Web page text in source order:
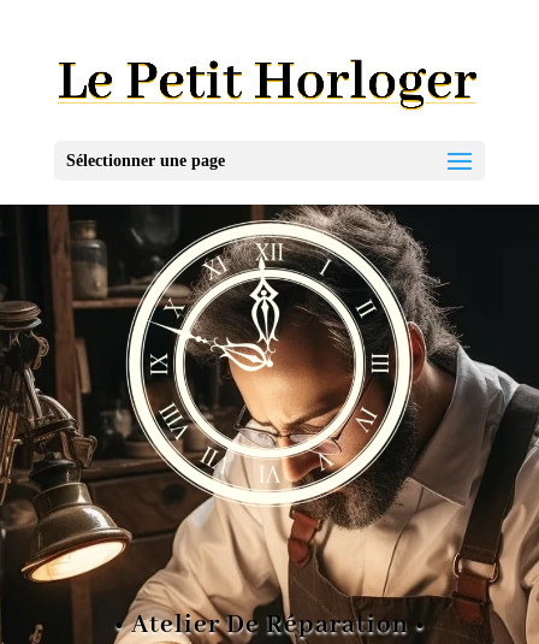
Sélectionner une page
LE PETIT HORLOGER
• Atelier De Réparation •